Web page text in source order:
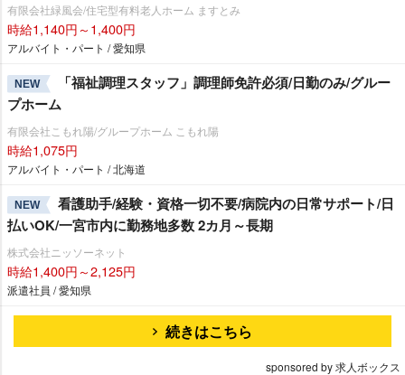
有限会社緑風会/住宅型有料老人ホーム ますとみ
時給1,140円～1,400円
アルバイト・パート / 愛知県
NEW
「福祉調理スタッフ」調理師免許必須/日勤のみ/グルー
プホーム
有限会社こもれ陽/グループホーム こもれ陽
時給1,075円
アルバイト・パート / 北海道
NEW
看護助手/経験・資格一切不要/病院内の日常サポート/日
払いOK/一宮市内に勤務地多数 2カ月～長期
株式会社ニッソーネット
時給1,400円～2,125円
派遣社員 / 愛知県
続きはこちら
sponsored by 求人ボックス